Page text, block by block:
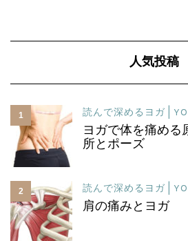
人気投稿
1 読んで深めるヨガ |
ヨガで体を痛め
所とポーズ
2 読んで深めるヨガ |
肩の痛みとヨガ